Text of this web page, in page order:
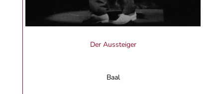
Der Aussteiger
Baal